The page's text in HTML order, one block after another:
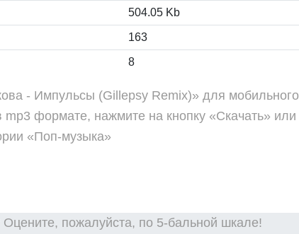
504.05 Kb
163
8
- Импульсы (Gillepsy Remix)» для мобильного
формате, нажмите на кнопку «Скачать» или
«Поп-музыка»
Оцените, пожалуйста, по 5-бальной шкале!